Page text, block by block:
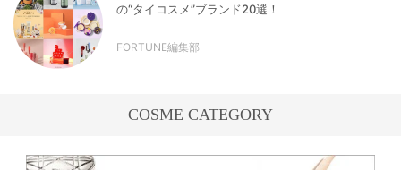
の“タイコスメ”ブランド20選！
FORTUNE編集部
COSME CATEGORY